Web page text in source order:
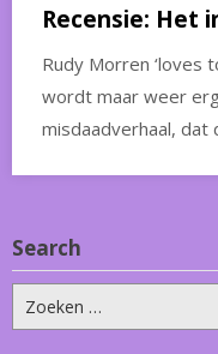
Recensie: Het
Rudy Morren ‘loves
wordt maar weer
misdaadverhaal,
Search
Zoeken
naar: